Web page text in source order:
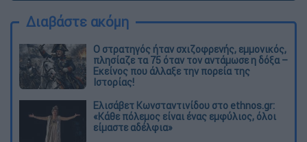
Διαβάστε ακόμη
O στρατηγός ήταν σχιζοφρενής, εμμονικός,
πλησίαζε τα 75 όταν τον αντάμωσε η δόξα –
Εκείνος που άλλαξε την πορεία της
Ιστορίας!
Ελισάβετ Κωνσταντινίδου στο ethnos.gr:
«Κάθε πόλεμος είναι ένας εμφύλιος, όλοι
είμαστε αδέλφια»